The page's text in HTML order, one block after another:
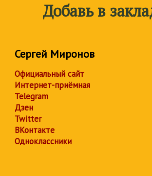
Добавь в
Сергей Миронов
Официальный сайт
Интернет-приёмная
Telegram
Дзен
Twitter
ВКонтакте
Одноклассники